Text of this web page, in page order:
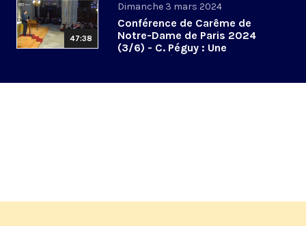
47:38
Dimanche 3 mars 2024
Conférence de Carême de
Notre-Dame de Paris 2024
(3/6) - C. Péguy : Une
spiritualité de la communion